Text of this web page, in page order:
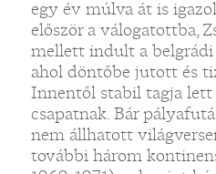
egy év múlva át is
először a válogatottba,
mellett indult a belgrádi
ahol döntőbe jutott és
Innentől stabil tagja lett
csapatnak. Bár
nem állhatott
további három